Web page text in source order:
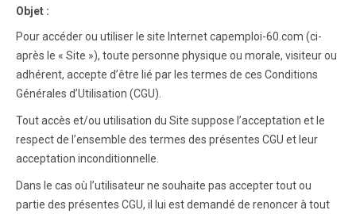
Objet :
Pour accéder ou utiliser le site Internet capemploi-60.com (ci-
après le « Site »), toute personne physique ou morale, visiteur ou
adhérent, accepte d’être lié par les termes de ces Conditions
Générales d’Utilisation (CGU).
Tout accès et/ou utilisation du Site suppose l’acceptation et le
respect de l’ensemble des termes des présentes CGU et leur
acceptation inconditionnelle.
Dans le cas où l’utilisateur ne souhaite pas accepter tout ou
partie des présentes CGU, il lui est demandé de renoncer à tout